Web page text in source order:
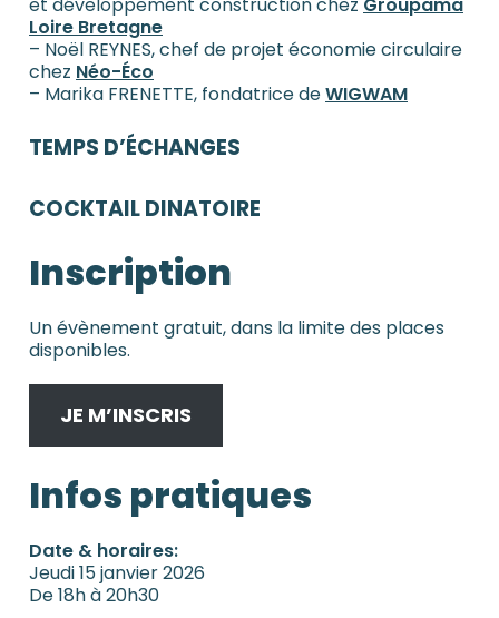
Loire Bretagne
– Noël REYNES, chef de projet économie circulaire
chez Néo-Éco
– Marika FRENETTE, fondatrice deWIGWAM
TEMPS D’ÉCHANGES
COCKTAIL DINATOIRE
Inscription
Un évènement gratuit, dans la limite des places
disponibles.
JE M’INSCRIS
Infos pratiques
Date & horaires:
Jeudi 15 janvier 2026
De 18h à 20h30